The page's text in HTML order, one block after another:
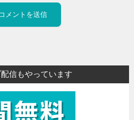
信もやっています